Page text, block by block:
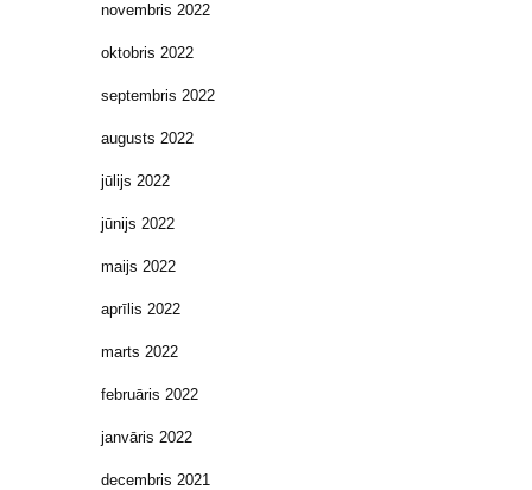
novembris 2022
oktobris 2022
septembris 2022
augusts 2022
jūlijs 2022
jūnijs 2022
maijs 2022
aprīlis 2022
marts 2022
februāris 2022
janvāris 2022
decembris 2021